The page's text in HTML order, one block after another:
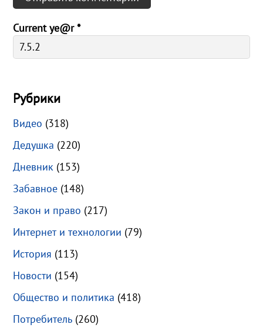
Current ye@r*
Рубрики
Видео (318)
Дедушка (220)
Дневник (153)
Забавное (148)
Закон и право (217)
Интернет и технологии (79)
История (113)
Новости (154)
Общество и политика (418)
Потребитель (260)